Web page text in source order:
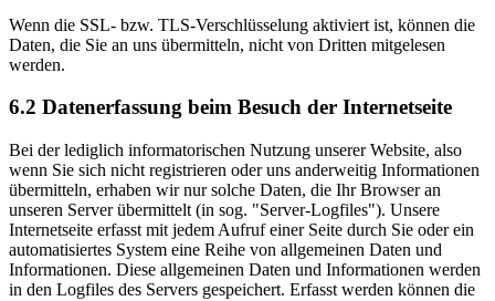
Wenn die SSL- bzw. TLS-Verschlüsselung aktiviert ist, können die
Daten, die Sie an uns übermitteln, nicht von Dritten mitgelesen
werden.
6.2 Datenerfassung beim Besuch der Internetseite
Bei der lediglich informatorischen Nutzung unserer Website, also
wenn Sie sich nicht registrieren oder uns anderweitig Informationen
übermitteln, erhaben wir nur solche Daten, die Ihr Browser an
unseren Server übermittelt (in sog. "Server-Logfiles"). Unsere
Internetseite erfasst mit jedem Aufruf einer Seite durch Sie oder ein
automatisiertes System eine Reihe von allgemeinen Daten und
Informationen. Diese allgemeinen Daten und Informationen werden
in den Logfiles des Servers gespeichert. Erfasst werden können die